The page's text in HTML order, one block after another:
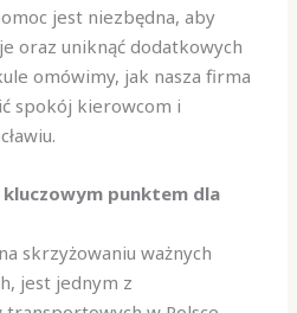
jest niezbędna, aby
oraz uniknąć dodatkowych
omówimy, jak nasza firma
spokój kierowcom i
punktem dla
skrzyżowaniu ważnych
jest jednym z